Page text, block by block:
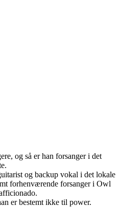
og så er han forsanger i det
og backup vokal i det lokale
forhenværende forsanger i Owl
er bestemt ikke til power.